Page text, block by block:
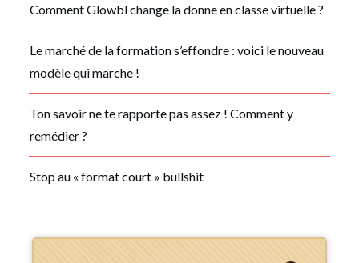
Comment Glowbl change la donne en classe virtuelle ?
Le marché de la formation s’effondre : voici le nouveau
modèle qui marche !
Ton savoir ne te rapporte pas assez ! Comment y
remédier ?
Stop au « format court » bullshit